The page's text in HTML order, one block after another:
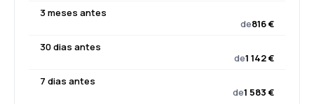
3 meses antes
de816 €
30 dias antes
de1 142 €
7 dias antes
de1 583 €